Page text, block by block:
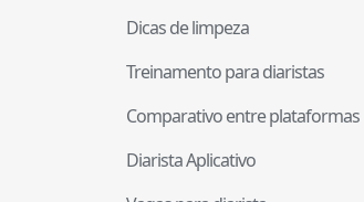
Dicas de limpeza
Treinamento para diaristas
Comparativo entre plataformas
Diarista Aplicativo